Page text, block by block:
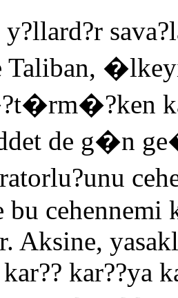
Taliban,
de g�n
bu
Aksine,
kar??ya